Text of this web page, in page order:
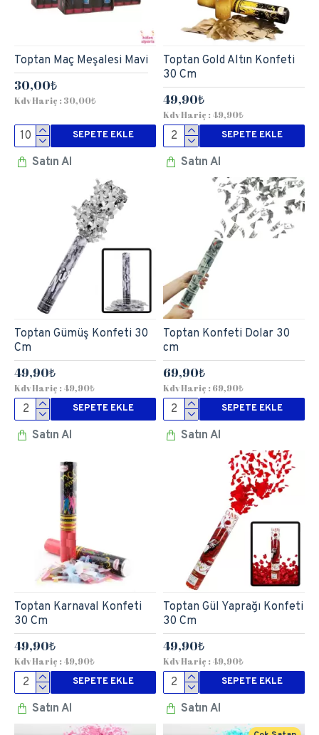
Toptan Maç Meşalesi Mavi
30,00₺
Kdv Hariç : 30,00₺
SEPETE EKLE
Satın Al
Toptan Gold Altın Konfeti
30 Cm
49,90₺
Kdv Hariç : 49,90₺
SEPETE EKLE
Satın Al
Toptan Gümüş Konfeti 30
Cm
49,90₺
Kdv Hariç : 49,90₺
SEPETE EKLE
Satın Al
Toptan Konfeti Dolar 30
cm
69,90₺
Kdv Hariç : 69,90₺
SEPETE EKLE
Satın Al
Toptan Karnaval Konfeti
30 Cm
49,90₺
Kdv Hariç : 49,90₺
SEPETE EKLE
Satın Al
Toptan Gül Yaprağı Konfeti
30 Cm
49,90₺
Kdv Hariç : 49,90₺
SEPETE EKLE
Satın Al